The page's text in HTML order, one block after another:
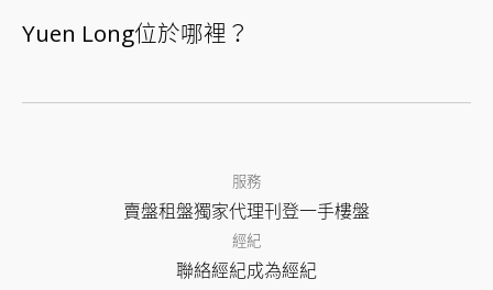
Yuen Long位於哪裡？
服務
賣盤租盤獨家代理刊登一手樓盤
經紀
聯絡經紀成為經紀